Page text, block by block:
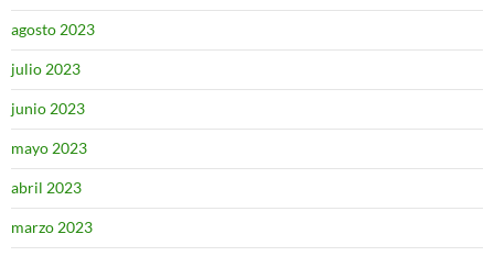
agosto 2023
julio 2023
junio 2023
mayo 2023
abril 2023
marzo 2023